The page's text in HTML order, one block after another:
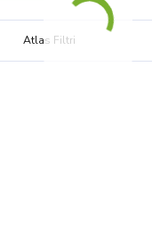
Atlas Filtri